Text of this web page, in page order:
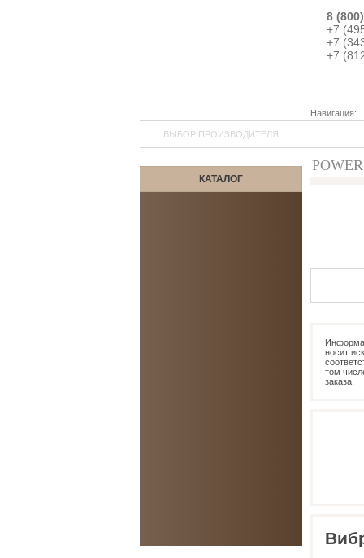
8
+7
+7
+7
Навигация:
ВЫБОР ПРОИЗВОДИТЕЛЯ
КАТАЛОГ
носит
том
заказа.